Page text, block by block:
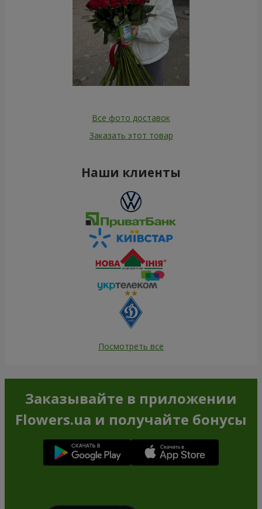
Все фото доставок
Заказать этот товар
Наши клиенты
Посмотреть все
Заказывайте в приложении
Flowers.ua и получайте бонусы